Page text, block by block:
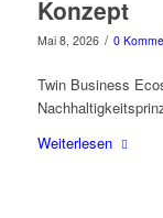
Konzept
Mai 8, 2026 / 0
Twin Business
Weiterlesen